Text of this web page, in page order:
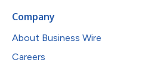
Company
About Business Wire
Careers